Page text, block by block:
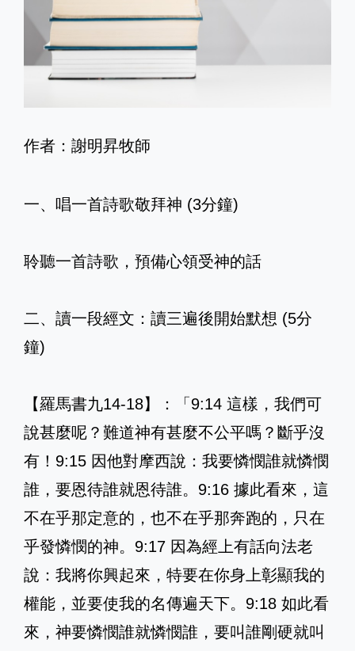
作者：謝明昇牧師
一、唱一首詩歌敬拜神 (3分鐘)
聆聽一首詩歌，預備心領受神的話
二、讀一段經文：讀三遍後開始默想 (5分
鐘)
【羅馬書九14-18】：「9:14 這樣，我們可
說甚麼呢？難道神有甚麼不公平嗎？斷乎沒
有！9:15 因他對摩西說：我要憐憫誰就憐憫
誰，要恩待誰就恩待誰。9:16 據此看來，這
不在乎那定意的，也不在乎那奔跑的，只在
乎發憐憫的神。9:17 因為經上有話向法老
說：我將你興起來，特要在你身上彰顯我的
權能，並要使我的名傳遍天下。9:18 如此看
來，神要憐憫誰就憐憫誰，要叫誰剛硬就叫